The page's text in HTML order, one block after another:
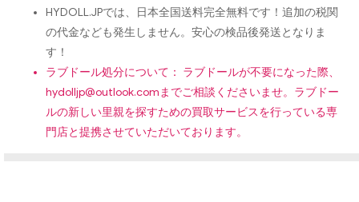
HYDOLL.JPでは、日本全国送料完全無料です！追加の税関
の代金なども発生しません。安心の検品後発送となりま
す！
ラブドール処分について： ラブドールが不要になった際、
hydolljp@outlook.comまでご相談くださいませ。ラブドー
ルの新しい里親を探すための買取サービスを行っている専
門店と提携させていただいております。